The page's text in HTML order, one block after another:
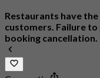
Restaurants have
customers. Failure
booking cancellation.